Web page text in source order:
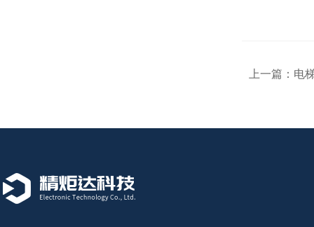
上一篇： 电